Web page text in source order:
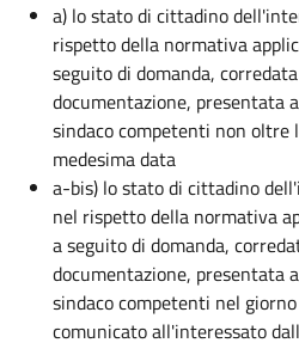
a) lo stato di cittadino
rispetto della normativa
seguito di domanda,
documentazione, presentata
sindaco competenti non oltre
medesima data
a-bis) lo stato di cittadino
nel rispetto della normativa
a seguito di domanda,
documentazione, presentata
sindaco competenti nel
comunicato all'interessato